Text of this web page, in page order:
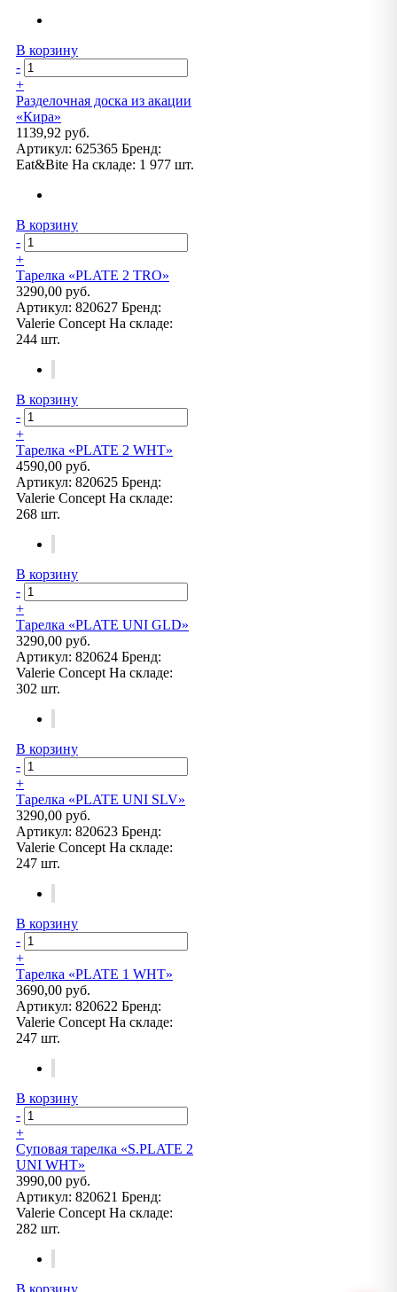
В корзину
-
+
Разделочная доска из акации
«Кира»
1139,92 руб.
Артикул: 625365 Бренд:
Eat&Bite На складе: 1 977 шт.
В корзину
-
+
Тарелка «PLATE 2 TRO»
3290,00 руб.
Артикул: 820627 Бренд:
Valerie Concept На складе:
244 шт.
В корзину
-
+
Тарелка «PLATE 2 WHT»
4590,00 руб.
Артикул: 820625 Бренд:
Valerie Concept На складе:
268 шт.
В корзину
-
+
Тарелка «PLATE UNI GLD»
3290,00 руб.
Артикул: 820624 Бренд:
Valerie Concept На складе:
302 шт.
В корзину
-
+
Тарелка «PLATE UNI SLV»
3290,00 руб.
Артикул: 820623 Бренд:
Valerie Concept На складе:
247 шт.
В корзину
-
+
Тарелка «PLATE 1 WHT»
3690,00 руб.
Артикул: 820622 Бренд:
Valerie Concept На складе:
247 шт.
В корзину
-
+
Суповая тарелка «S.PLATE 2
UNI WHT»
3990,00 руб.
Артикул: 820621 Бренд:
Valerie Concept На складе:
282 шт.
В корзину